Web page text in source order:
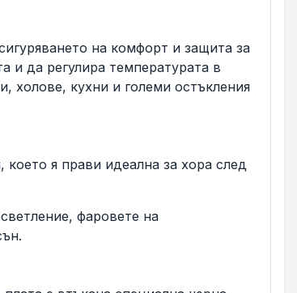
на комфорт и защита за
и да регулира температурата в
холове, кухни и големи остъкления
я прави идеална за хора след
фаровете на